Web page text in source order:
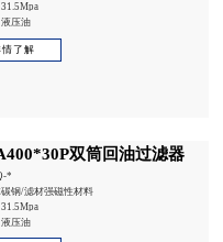
压油
情了解
双筒回油过滤器
*
钢/滤材强磁性材料
压油